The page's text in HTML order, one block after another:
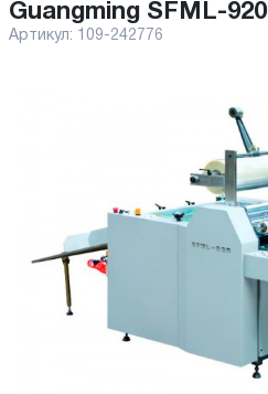
Guangming SFML-920
Артикул: 109-242776